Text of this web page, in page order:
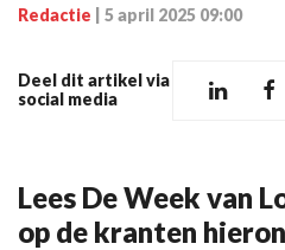
Redactie 5 april 2025 09:00
Deel dit artikel via
social media
Lees De Week van
op de kranten